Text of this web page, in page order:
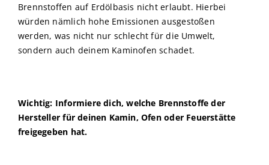
Brennstoffen auf Erdölbasis nicht erlaubt. Hierbei
würden nämlich hohe Emissionen ausgestoßen
werden, was nicht nur schlecht für die Umwelt,
sondern auch deinem Kaminofen schadet.
Wichtig: Informiere dich, welche Brennstoffe der
Hersteller für deinen Kamin, Ofen oder Feuerstätte
freigegeben hat.